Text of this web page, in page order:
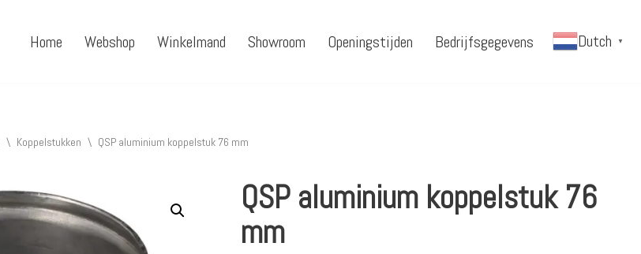
Home Webshop Winkelmand Showroom Openingstijden Bedrijfsgegevens Dutch ▼
\ Koppelstukken \ QSP aluminium koppelstuk 76 mm
QSP aluminium koppelstuk 76
mm